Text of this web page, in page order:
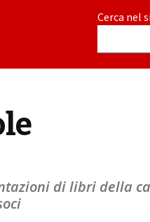
Cerca nel
di libri della